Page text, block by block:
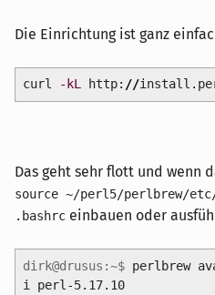
Die Einrichtung ist ganz
curl -kLhttp: //
Das geht sehr flott und wenn
source ~/perl5/perlbrew/
.bashrc einbauen oder
dirk@drusus:~$ perlbrew
i perl-5.17.10